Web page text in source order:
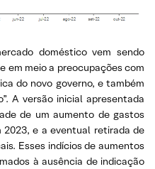
doméstico vem sendo
em meio a preocupações com
do novo governo, e também
A versão inicial apresentada
de um aumento de gastos
2023, e a eventual retirada de
Esses indícios de aumentos
à ausência de indicação